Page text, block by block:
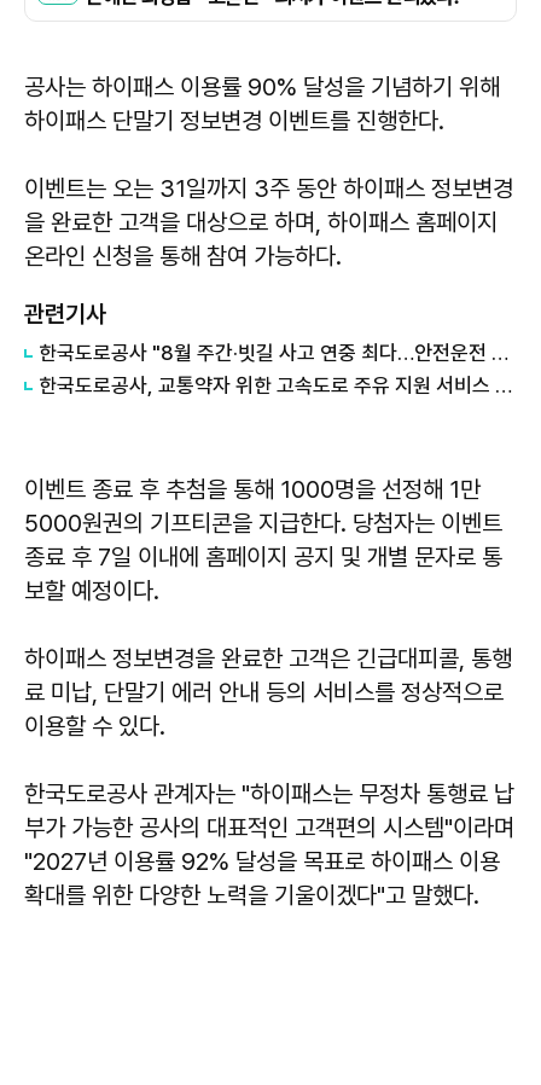
공사는 하이패스 이용률 90% 달성을 기념하기 위해
하이패스 단말기 정보변경 이벤트를 진행한다.
이벤트는 오는 31일까지 3주 동안 하이패스 정보변경
을 완료한 고객을 대상으로 하며, 하이패스 홈페이지
온라인 신청을 통해 참여 가능하다.
관련기사
한국도로공사 "8월 주간·빗길 사고 연중 최다…안전운전 당부"
한국도로공사, 교통약자 위한 고속도로 주유 지원 서비스 도입
이벤트 종료 후 추첨을 통해 1000명을 선정해 1만
5000원권의 기프티콘을 지급한다. 당첨자는 이벤트
종료 후 7일 이내에 홈페이지 공지 및 개별 문자로 통
보할 예정이다.
하이패스 정보변경을 완료한 고객은 긴급대피콜, 통행
료 미납, 단말기 에러 안내 등의 서비스를 정상적으로
이용할 수 있다.
한국도로공사 관계자는 "하이패스는 무정차 통행료 납
부가 가능한 공사의 대표적인 고객편의 시스템"이라며
"2027년 이용률 92% 달성을 목표로 하이패스 이용
확대를 위한 다양한 노력을 기울이겠다"고 말했다.